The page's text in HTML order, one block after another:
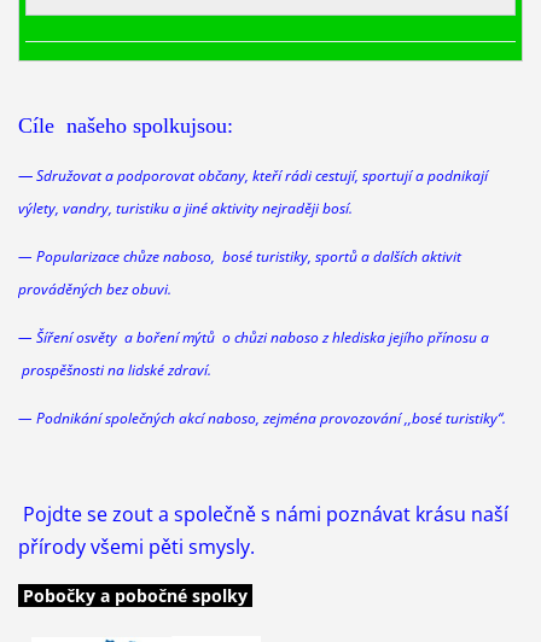
Cíle našeho spolkujsou:
—Sdružovat a podporovat občany, kteří rádi cestují, sportují a podnikají
výlety, vandry, turistiku a jiné aktivity nejraději bosí.
— Popularizace chůze naboso, bosé turistiky, sportů a dalších aktivit
prováděných bez obuvi.
— Šíření osvěty a boření mýtů o chůzinabosoz hlediska jejího přínosu a
prospěšnosti na lidské zdraví.
— Podnikání společných akcínaboso, zejména provozování ,,bosé turistiky“.
Pojdte se zout a společně s námi poznávat krásu naší
přírody všemi pěti smysly.
Pobočky a pobočné spolky